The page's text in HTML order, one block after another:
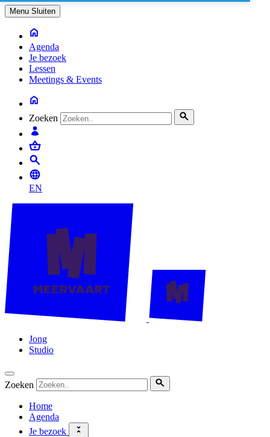
Menu Sluiten
Agenda
Je bezoek
Lessen
Meetings & Events
Zoeken
EN
Jong
Studio
Zoeken
Home
Agenda
Je bezoek